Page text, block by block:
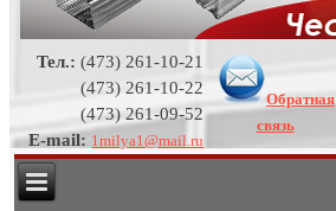
Тел.: (473) 261-10-21
(473) 261-10-22
(473) 261-09-52
E-mail: 1milya1@mail.ru
Обратная
связь